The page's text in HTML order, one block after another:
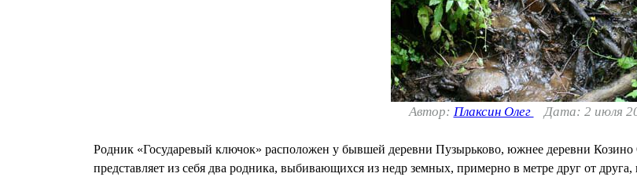
Автор: Плаксин Олег Дата: 2 июля
Родник «Государевый ключок» расположен у бывшей деревни Пузырьково, южнее деревни
представляет из себя два родника, выбивающихся из недр земных, примерно в метре друг от